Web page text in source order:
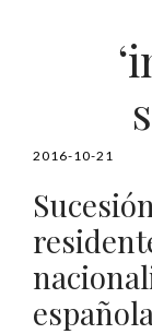
2016-10-21